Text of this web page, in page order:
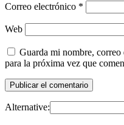
Correo electrónico *
Web
Guarda mi nombre,
para la próxima vez que
Alternative: